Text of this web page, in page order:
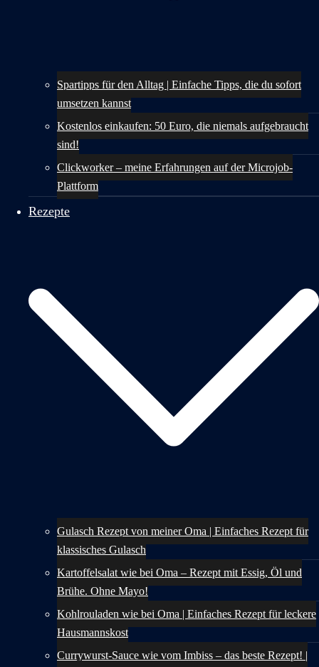
Spartipps für den Alltag | Einfache Tipps, die du sofort
umsetzen kannst
Kostenlos einkaufen: 50 Euro, die niemals aufgebraucht
sind!
Clickworker – meine Erfahrungen auf der Microjob-
Plattform
Rezepte
Gulasch Rezept von meiner Oma | Einfaches Rezept für
klassisches Gulasch
Kartoffelsalat wie bei Oma – Rezept mit Essig, Öl und
Brühe. Ohne Mayo!
Kohlrouladen wie bei Oma | Einfaches Rezept für leckere
Hausmannskost
Currywurst-Sauce wie vom Imbiss – das beste Rezept! |